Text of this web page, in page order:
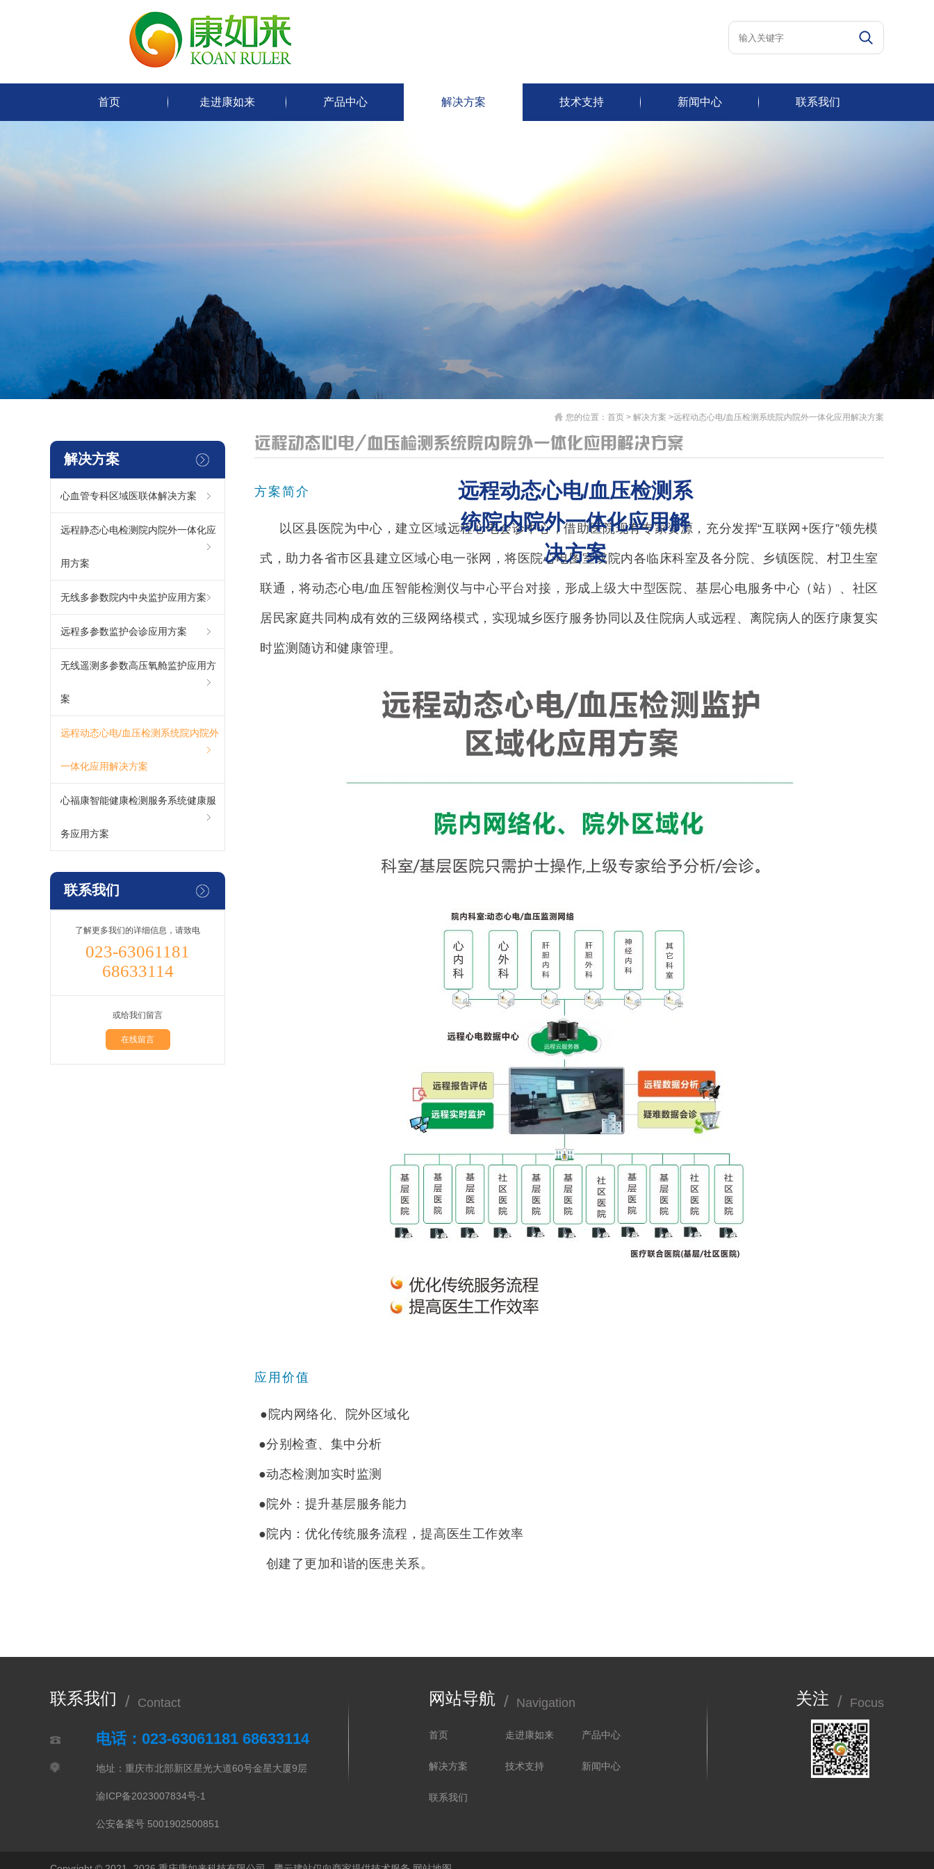
首页 走进康如来 产品中心 解决方案 技术支持 新闻中心 联系我们
远程动态心电/血压检测系
统院内院外一体化应用解
决方案
您的位置： 首页 > 解决方案 >远程动态心电/血压检测系统院内院外一体化应用解决方案
解决方案
心血管专科区域医联体解决方案
远程静态心电检测院内院外一体化应
用方案
无线多参数院内中央监护应用方案
远程多参数监护会诊应用方案
无线遥测多参数高压氧舱监护应用方
案
远程动态心电/血压检测系统院内院外
一体化应用解决方案
心福康智能健康检测服务系统健康服
务应用方案
联系我们
了解更多我们的详细信息，请致电
023-63061181
68633114
或给我们留言
在线留言
远程动态心电/血压检测系统院内院外一体化应用解决方案
方案简介
以区县医院为中心，建立区域远程心电会诊中心，借助医院现有专家资源，充分发挥“互联网+医疗”领先模
式，助力各省市区县建立区域心电一张网，将医院心电图室或院内各临床科室及各分院、乡镇医院、村卫生室
联通，将动态心电/血压智能检测仪与中心平台对接，形成上级大中型医院、基层心电服务中心（站）、社区
居民家庭共同构成有效的三级网络模式，实现城乡医疗服务协同以及住院病人或远程、离院病人的医疗康复实
时监测随访和健康管理。
应用价值
●院内网络化、院外区域化
●分别检查、集中分析
●动态检测加实时监测
●院外：提升基层服务能力
●院内：优化传统服务流程，提高医生工作效率
创建了更加和谐的医患关系。
联系我们 / Contact
电话：023-63061181 68633114
地址：重庆市北部新区星光大道60号金星大厦9层
渝ICP备2023007834号-1
公安备案号 5001902500851
关注 / Focus
网站导航 / Navigation
首页 走进康如来 产品中心
解决方案 技术支持 新闻中心
联系我们